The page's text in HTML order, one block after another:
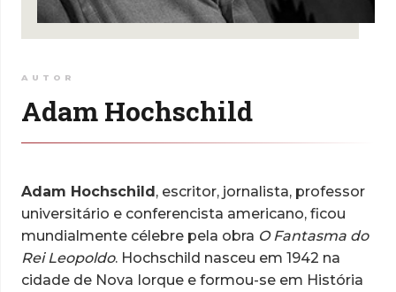
AUTOR
Adam Hochschild
Adam Hochschild, escritor, jornalista, professor
universitário e conferencista americano, ficou
mundialmente célebre pela obra O Fantasma do
Rei Leopoldo. Hochschild nasceu em 1942 na
cidade de Nova Iorque e formou-se em História